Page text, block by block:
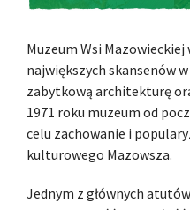
Muzeum Wsi
największych skansenów
zabytkową architekturę
1971 roku muzeum od
celu zachowanie i
kulturowego Mazowsza.
Jednym z głównych